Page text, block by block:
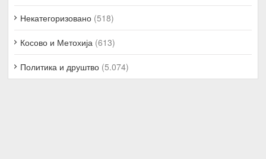
Некатегоризовано (518)
Косово и Метохија (613)
Политика и друштво (5.074)